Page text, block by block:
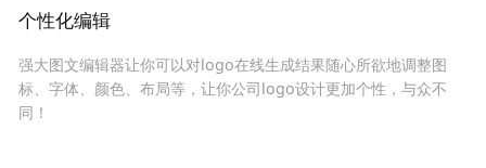
个性化编辑
强大图文编辑器让你可以对logo在线生成结果随心所欲地调整图
标、字体、颜色、布局等，让你公司logo设计更加个性，与众不
同！